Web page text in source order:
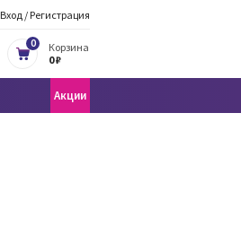
Вход / Регистрация
0
Корзина
0 ₽
Акции